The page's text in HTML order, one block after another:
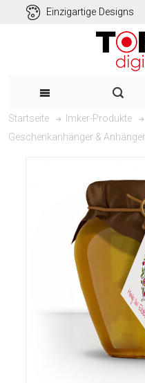
Einzigartige Designs
Startseite Imker-Produkte
Geschenkanhänger &